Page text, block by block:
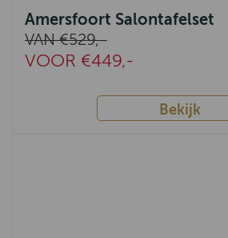
Amersfoort Salontafelset
VAN €529,-
VOOR €449,-
Bekijk